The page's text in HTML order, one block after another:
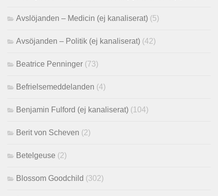
Avslöjanden – Medicin (ej kanaliserat) (5)
Avsöjanden – Politik (ej kanaliserat) (42)
Beatrice Penninger (73)
Befrielsemeddelanden (4)
Benjamin Fulford (ej kanaliserat) (104)
Berit von Scheven (2)
Betelgeuse (2)
Blossom Goodchild (302)